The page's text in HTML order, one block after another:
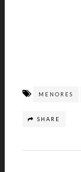
MENORES
SHARE